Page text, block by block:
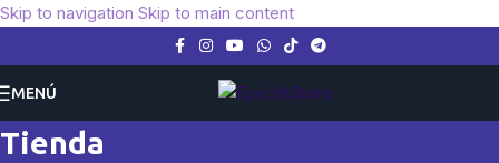
Skip to navigation Skip to main content
MENÚ
Tienda